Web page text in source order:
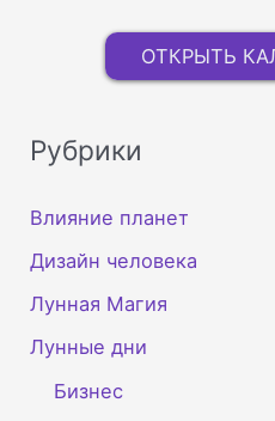
ОТКРЫТЬ
Рубрики
Влияние планет
Дизайн человека
Лунная Магия
Лунные дни
Бизнес